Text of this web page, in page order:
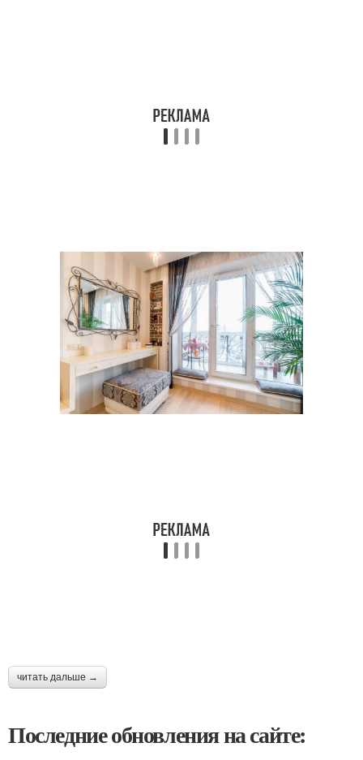
читать дальше →
Последние обновления на сайте: